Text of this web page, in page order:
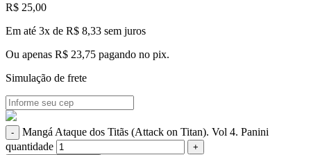
R$ 25,00
Em até 3x de R$ 8,33 sem juros
Ou apenas R$ 23,75 pagando no pix.
Simulação de frete
Mangá Ataque dos Titãs (Attack on Titan). Vol 4. Panini
quantidade